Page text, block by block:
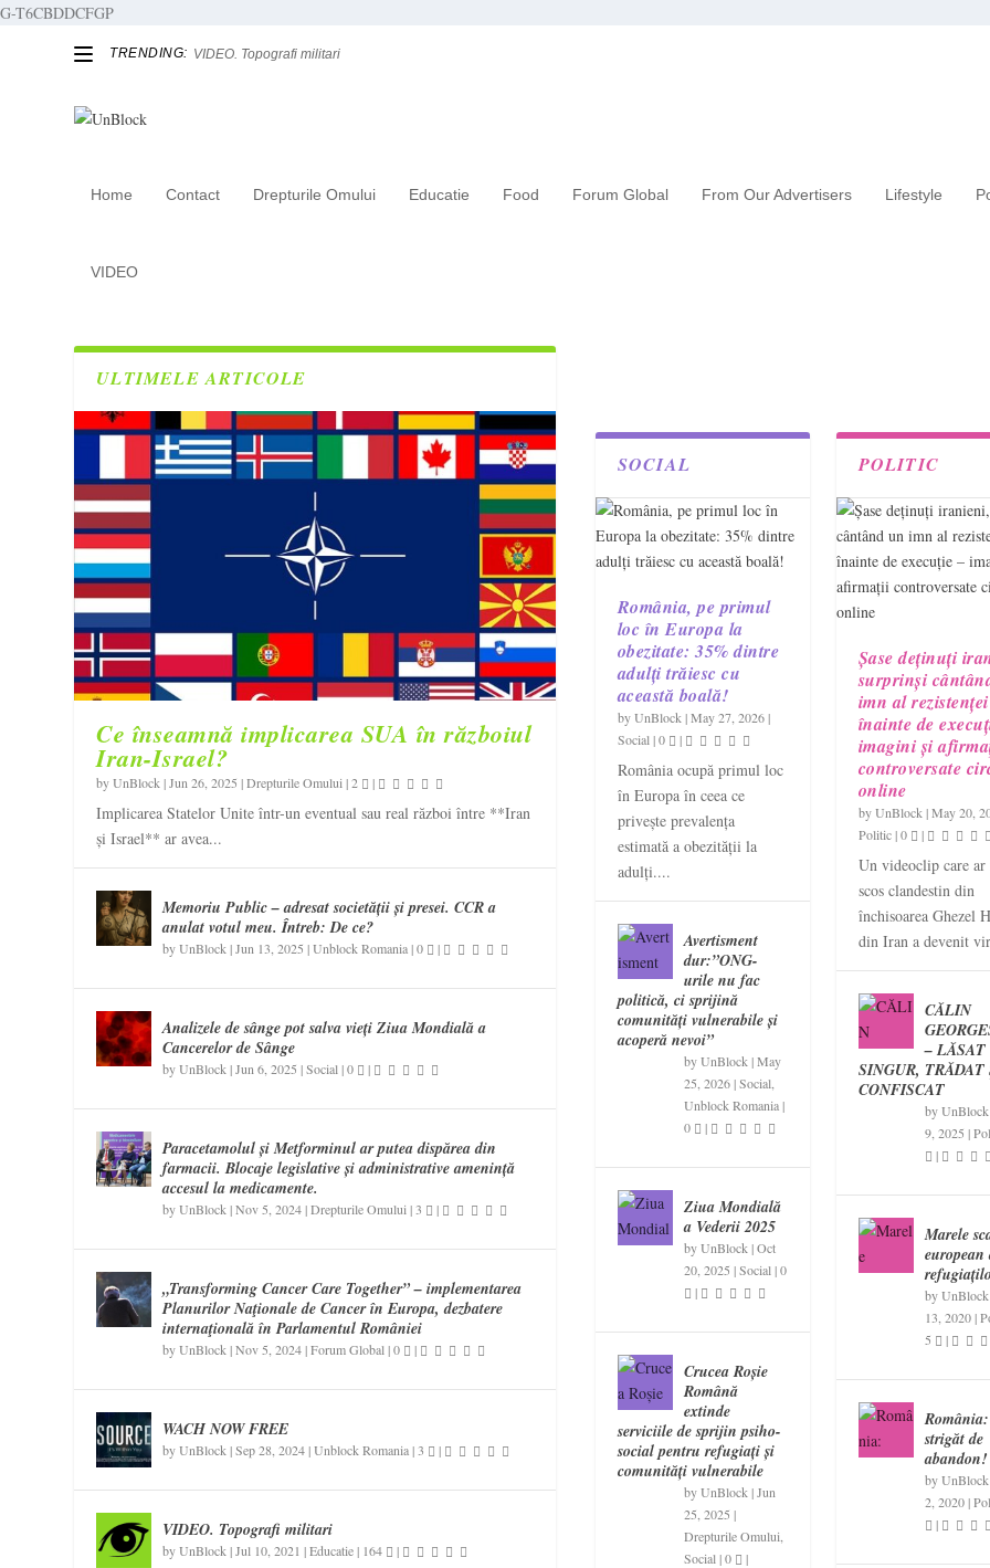
G-T6CBDDCFGP
TRENDING: VIDEO. Topografi militari
Home Contact Drepturile Omului Educatie Food Forum Global From Our Advertisers Lifestyle
VIDEO
Tag:
ULTIMELE ARTICOLE
Ce înseamnă implicarea SUA în războiul
Iran-Israel?
byUnBlock |Jun 26, 2025 |Drepturile Omului |2 |
Implicarea Statelor Unite într-un eventual sau real război între **Iran
și Israel** ar avea...
Memoriu Public – adresat societății și presei. CCR a
anulat votul meu. Întreb: De ce?
byUnBlock |Jun 13, 2025 |Unblock Romania|0 |
Analizele de sânge pot salva vieți Ziua Mondială a
Cancerelor de Sânge
byUnBlock |Jun 6, 2025 |Social |0 |
Paracetamolul și Metforminul ar putea dispărea din
farmacii. Blocaje legislative și administrative amenință
accesul la medicamente.
byUnBlock |Nov 5, 2024|Drepturile Omului |3 |
„Transforming Cancer Care Together” – implementarea
Planurilor Naţionale de Cancer în Europa, dezbatere
internaţională în Parlamentul României
byUnBlock |Nov 5, 2024|Forum Global |0 |
WACH NOW FREE
byUnBlock |Sep 28, 2024|Unblock Romania|3 |
VIDEO. Topografi militari
byUnBlock |Jul 10, 2021 |Educatie| 164 |
SOCIAL
România, pe primul
loc în Europa la
obezitate: 35% dintre
adulți trăiesc cu
această boală!
byUnBlock |May 27, 2026|
Social |0 |
România ocupă primul loc
în Europa în ceea ce
privește prevalența
estimată a obezității la
adulți....
Avertisment
dur:”ONG-
urile nu fac
politică, ci sprijină
comunități vulnerabile și
acoperă nevoi”
byUnBlock |May
25, 2026|Social
Unblock Romania|
0
|
Ziua Mondială
a Vederii 2025
byUnBlock |Oct
20, 2025 |Social |0
|
Crucea Roșie
Română
extinde
serviciile de sprijin psiho-
social pentru refugiați și
comunități vulnerabile
byUnBlock |Jun
25, 2025 |
Drepturile Omului
Social |0 |
POLITIC
Șase deținuți
surprinși
imn al rezistenței
înainte de
imagini și
controversate
online
byUnBlock |May 20,
Politic|0 |
Un videoclip care
scos clandestin din
închisoarea Ghezel
din Iran a devenit
CĂLIN
– LĂSAT
SINGUR, TRĂDAT
CONFISCAT
byUnBlock
9, 2025 |
|
Marele
european
byUnBlock
13, 2020|
5
|
România:
strigăt de
abandon!
byUnBlock
2, 2020|
|